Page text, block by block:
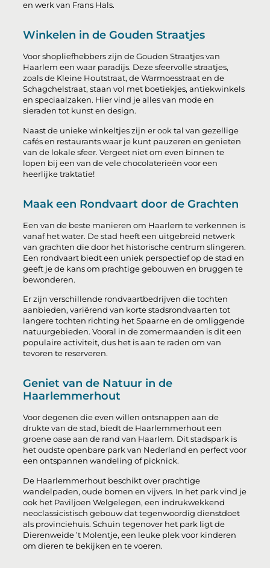
en werk van Frans Hals.
Winkelen in de Gouden Straatjes
Voor shopliefhebbers zijn de Gouden Straatjes van
Haarlem een waar paradijs. Deze sfeervolle straatjes,
zoals de Kleine Houtstraat, de Warmoesstraat en de
Schagchelstraat, staan vol met boetiekjes, antiekwinkels
en speciaalzaken. Hier vind je alles van mode en
sieraden tot kunst en design.
Naast de unieke winkeltjes zijn er ook tal van gezellige
cafés en restaurants waar je kunt pauzeren en genieten
van de lokale sfeer. Vergeet niet om even binnen te
lopen bij een van de vele chocolaterieën voor een
heerlijke traktatie!
Maak een Rondvaart door de Grachten
Een van de beste manieren om Haarlem te verkennen is
vanaf het water. De stad heeft een uitgebreid netwerk
van grachten die door het historische centrum slingeren.
Een rondvaart biedt een uniek perspectief op de stad en
geeft je de kans om prachtige gebouwen en bruggen te
bewonderen.
Er zijn verschillende rondvaartbedrijven die tochten
aanbieden, variërend van korte stadsrondvaarten tot
langere tochten richting het Spaarne en de omliggende
natuurgebieden. Vooral in de zomermaanden is dit een
populaire activiteit, dus het is aan te raden om van
tevoren te reserveren.
Geniet van de Natuur in de
Haarlemmerhout
Voor degenen die even willen ontsnappen aan de
drukte van de stad, biedt de Haarlemmerhout een
groene oase aan de rand van Haarlem. Dit stadspark is
het oudste openbare park van Nederland en perfect voor
een ontspannen wandeling of picknick.
De Haarlemmerhout beschikt over prachtige
wandelpaden, oude bomen en vijvers. In het park vind je
ook het Paviljoen Welgelegen, een indrukwekkend
neoclassicistisch gebouw dat tegenwoordig dienstdoet
als provinciehuis. Schuin tegenover het park ligt de
Dierenweide ’t Molentje, een leuke plek voor kinderen
om dieren te bekijken en te voeren.